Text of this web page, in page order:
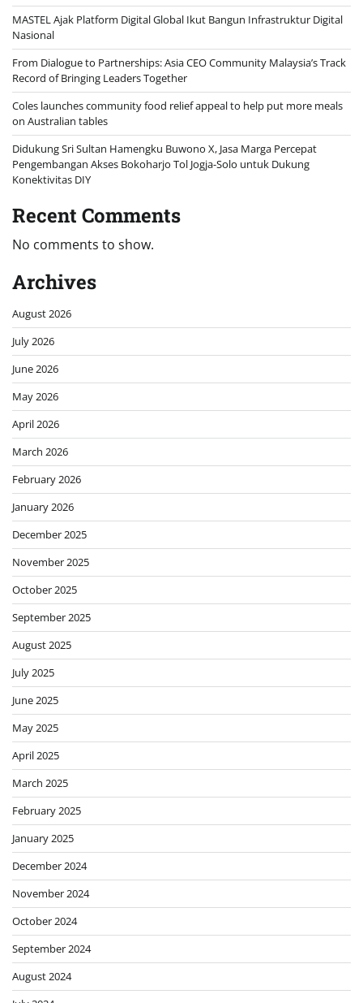
MASTEL Ajak Platform Digital Global Ikut Bangun Infrastruktur Digital
Nasional
From Dialogue to Partnerships: Asia CEO Community Malaysia’s Track
Record of Bringing Leaders Together
Coles launches community food relief appeal to help put more meals
on Australian tables
Didukung Sri Sultan Hamengku Buwono X, Jasa Marga Percepat
Pengembangan Akses Bokoharjo Tol Jogja-Solo untuk Dukung
Konektivitas DIY
Recent Comments
No comments to show.
Archives
August 2026
July 2026
June 2026
May 2026
April 2026
March 2026
February 2026
January 2026
December 2025
November 2025
October 2025
September 2025
August 2025
July 2025
June 2025
May 2025
April 2025
March 2025
February 2025
January 2025
December 2024
November 2024
October 2024
September 2024
August 2024